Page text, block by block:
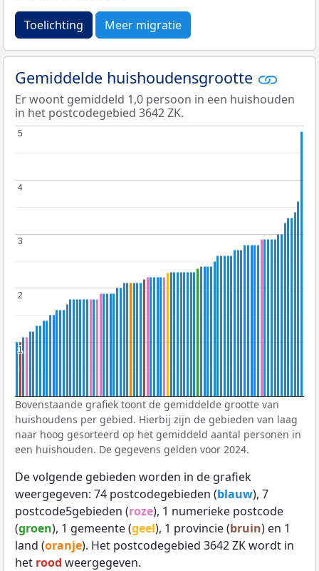
Toelichting Meer migratie
Gemiddelde huishoudensgrootte
Er woont gemiddeld 1,0 persoon in een huishouden
in het postcodegebied 3642 ZK.
1
1
2
2
3
3
4
4
5
5
Bovenstaande grafiek toont de gemiddelde grootte van
huishoudens per gebied. Hierbij zijn de gebieden van laag
naar hoog gesorteerd op het gemiddeld aantal personen in
een huishouden. De gegevens gelden voor 2024.
De volgende gebieden worden in de grafiek
weergegeven: 74 postcodegebieden (blauw), 7
postcode5gebieden (roze), 1 numerieke postcode
(groen), 1 gemeente (geel), 1 provincie (bruin) en 1
land (oranje). Het postcodegebied 3642 ZK wordt in
het rood weergegeven.